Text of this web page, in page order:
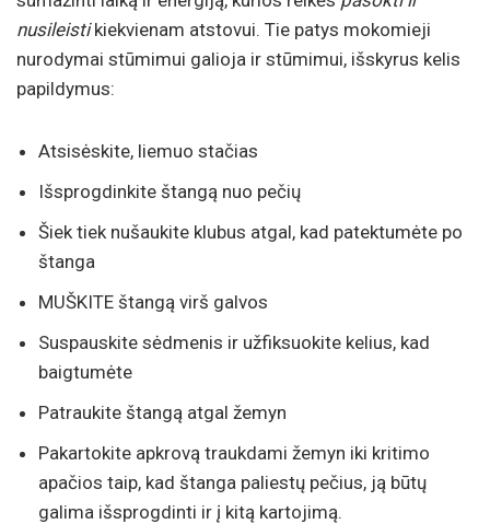
nusileistikiekvienam atstovui. Tie patys mokomieji
nurodymai stūmimui galioja ir stūmimui, išskyrus kelis
papildymus:
Atsisėskite, liemuo stačias
Išsprogdinkite štangą nuo pečių
Šiek tiek nušaukite klubus atgal, kad patektumėte po
štanga
MUŠKITE štangą virš galvos
Suspauskite sėdmenis ir užfiksuokite kelius, kad
baigtumėte
Patraukite štangą atgal žemyn
Pakartokite apkrovą traukdami žemyn iki kritimo
apačios taip, kad štanga paliestų pečius, ją būtų
galima išsprogdinti ir į kitą kartojimą.